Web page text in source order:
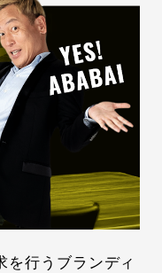
を行うブランディ